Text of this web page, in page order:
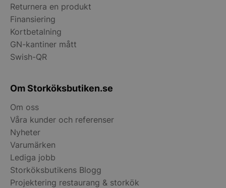
Returnera en produkt
Finansiering
Kortbetalning
GN-kantiner mått
Swish-QR
Om Storköksbutiken.se
Om oss
Våra kunder och referenser
Nyheter
Varumärken
Lediga jobb
Storköksbutikens Blogg
Projektering restaurang & storkök
__lc_cst
woocommerce_recently_viewed